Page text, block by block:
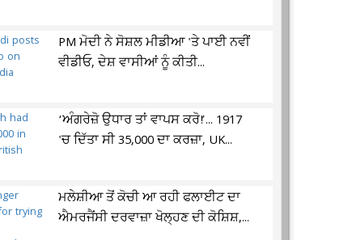
PM ਮੋਦੀ ਨੇ ਸੋਸ਼ਲ ਮੀਡੀਆ 'ਤੇ ਪਾਈ ਨਵੀਂ
ਵੀਡੀਓ, ਦੇਸ਼ ਵਾਸੀਆਂ ਨੂੰ ਕੀਤੀ...
‘ਅੰਗਰੇਜ਼ੋ ਉਧਾਰ ਤਾਂ ਵਾਪਸ ਕਰੋ!’... 1917
'ਚ ਦਿੱਤਾ ਸੀ 35,000 ਦਾ ਕਰਜ਼ਾ, UK...
ਮਲੇਸ਼ੀਆ ਤੋਂ ਕੋਚੀ ਆ ਰਹੀ ਫਲਾਈਟ ਦਾ
ਐਮਰਜੈਂਸੀ ਦਰਵਾਜ਼ਾ ਖੋਲ੍ਹਣ ਦੀ ਕੋਸ਼ਿਸ਼,...